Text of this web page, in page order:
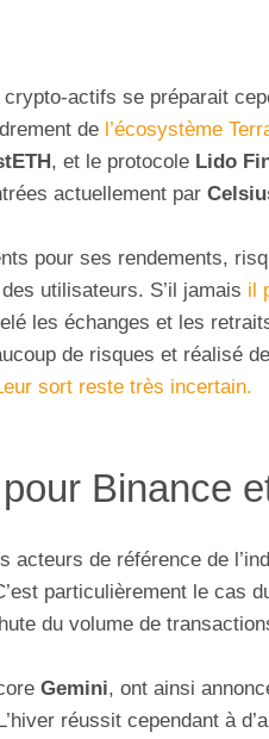
actifs se préparait
de l’écosystème
, et le protocole Lido
actuellement par
pour ses rendements,
utilisateurs. S’il jamais il
les échanges et les
de risques et réalisé
sort reste très incertain.
Binance
acteurs de référence de
particulièrement le cas
du volume de
Gemini, ont ainsi
réussit cependant à